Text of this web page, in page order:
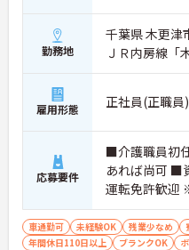
勤務地
千葉県 木更津
ＪＲ内房線「
雇用形態 正社員(正職員)
応募要件
■介護職員初
あれば尚可 ■
運転免許歓迎
スに関わらず
に入る可能性
車通勤可 未経験OK 残業少なめ
年間休日110日以上
ブランクOK